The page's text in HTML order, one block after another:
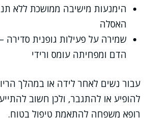
הימנעות מישיבה ממושכת ללא
האסלה
שמירה על פעילות גופנית
הדם ומפחיתה עומס ורידי
עבור נשים לאחר לידה או במהלך
להופיע או להתגבר, ולכן חשוב
רופא משפחה להתאמת טיפול בטוח.